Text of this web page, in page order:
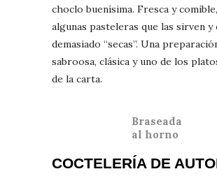
choclo buenísima. Fresca y
algunas pasteleras que las sirven y
demasiado “secas”. Una
sabroosa, clásica y uno de los
de la carta.
Braseada
al horno
COCTELERÍA DE